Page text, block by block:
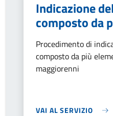
Indicazione
composto da
Procedimento di
composto da più
maggiorenni
VAI AL SERVIZIO